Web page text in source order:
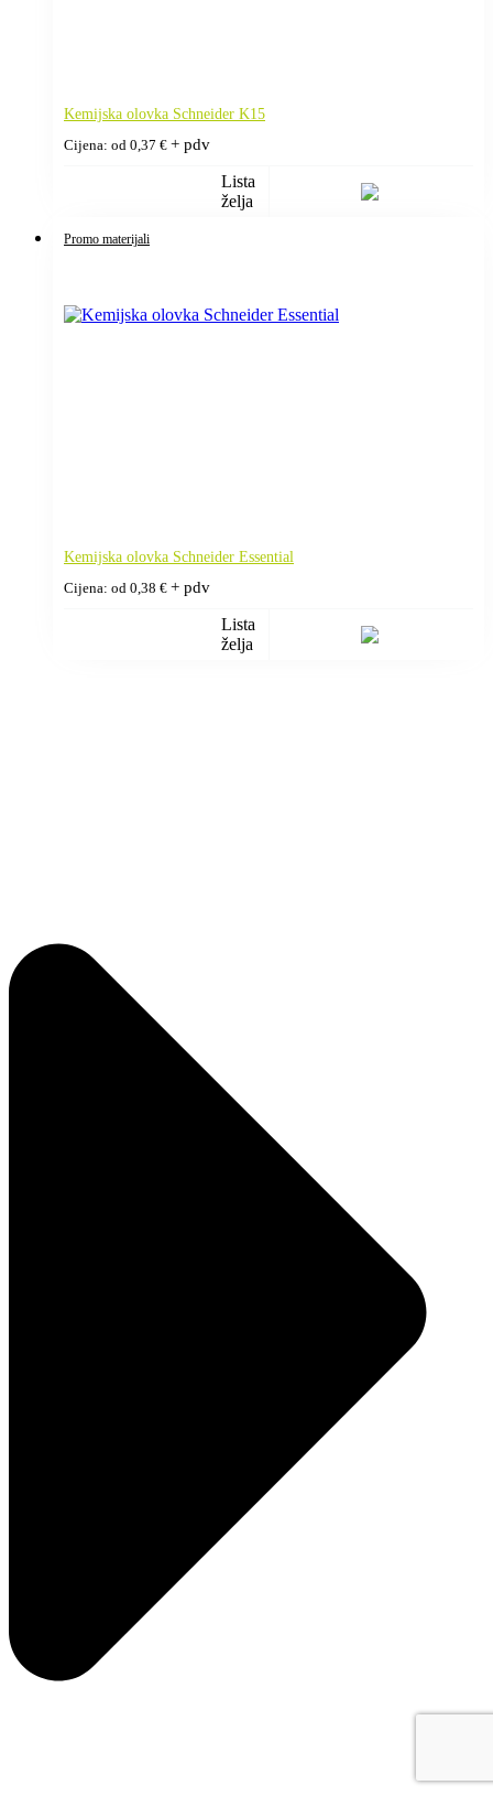
Kemijska olovka Schneider K15
Cijena: od 0,37 € + pdv
Lista
želja
Promo materijali
Kemijska olovka Schneider Essential
Cijena: od 0,38 € + pdv
Lista
želja